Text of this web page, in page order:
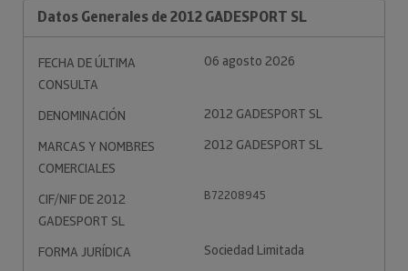
Datos Generales de 2012 GADESPORT SL
FECHA DE ÚLTIMA
CONSULTA
06 agosto 2026
DENOMINACIÓN
2012 GADESPORT SL
MARCAS Y NOMBRES
COMERCIALES
2012 GADESPORT SL
CIF/NIF DE 2012
GADESPORT SL
B72208945
FORMA JURÍDICA
Sociedad Limitada